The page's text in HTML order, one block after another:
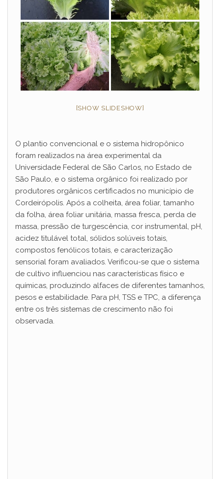
[SHOW SLIDESHOW]
O plantio convencional e o sistema hidropônico
foram realizados na área experimental da
Universidade Federal de São Carlos, no Estado de
São Paulo, e o sistema orgânico foi realizado por
produtores orgânicos certificados no município de
Cordeirópolis. Após a colheita, área foliar, tamanho
da folha, área foliar unitária, massa fresca, perda de
massa, pressão de turgescência, cor instrumental, pH,
acidez titulável total, sólidos solúveis totais,
compostos fenólicos totais, e caracterização
sensorial foram avaliados. Verificou-se que o sistema
de cultivo influenciou nas características físico e
químicas, produzindo alfaces de diferentes tamanhos,
pesos e estabilidade. Para pH, TSS e TPC, a diferença
entre os três sistemas de crescimento não foi
observada.